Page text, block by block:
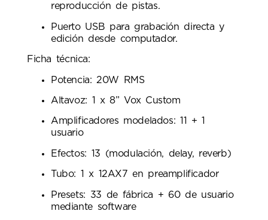
reproducción de pistas.
Puerto USB para grabación directa y
edición desde computador.
Ficha técnica:
Potencia: 20W RMS
Altavoz: 1 x 8” Vox Custom
Amplificadores modelados: 11 + 1
usuario
Efectos: 13 (modulación, delay, reverb)
Tubo: 1 x 12AX7 en preamplificador
Presets: 33 de fábrica + 60 de usuario
mediante software